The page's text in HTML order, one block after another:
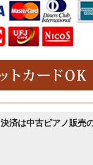
済は中古ピアノ販売